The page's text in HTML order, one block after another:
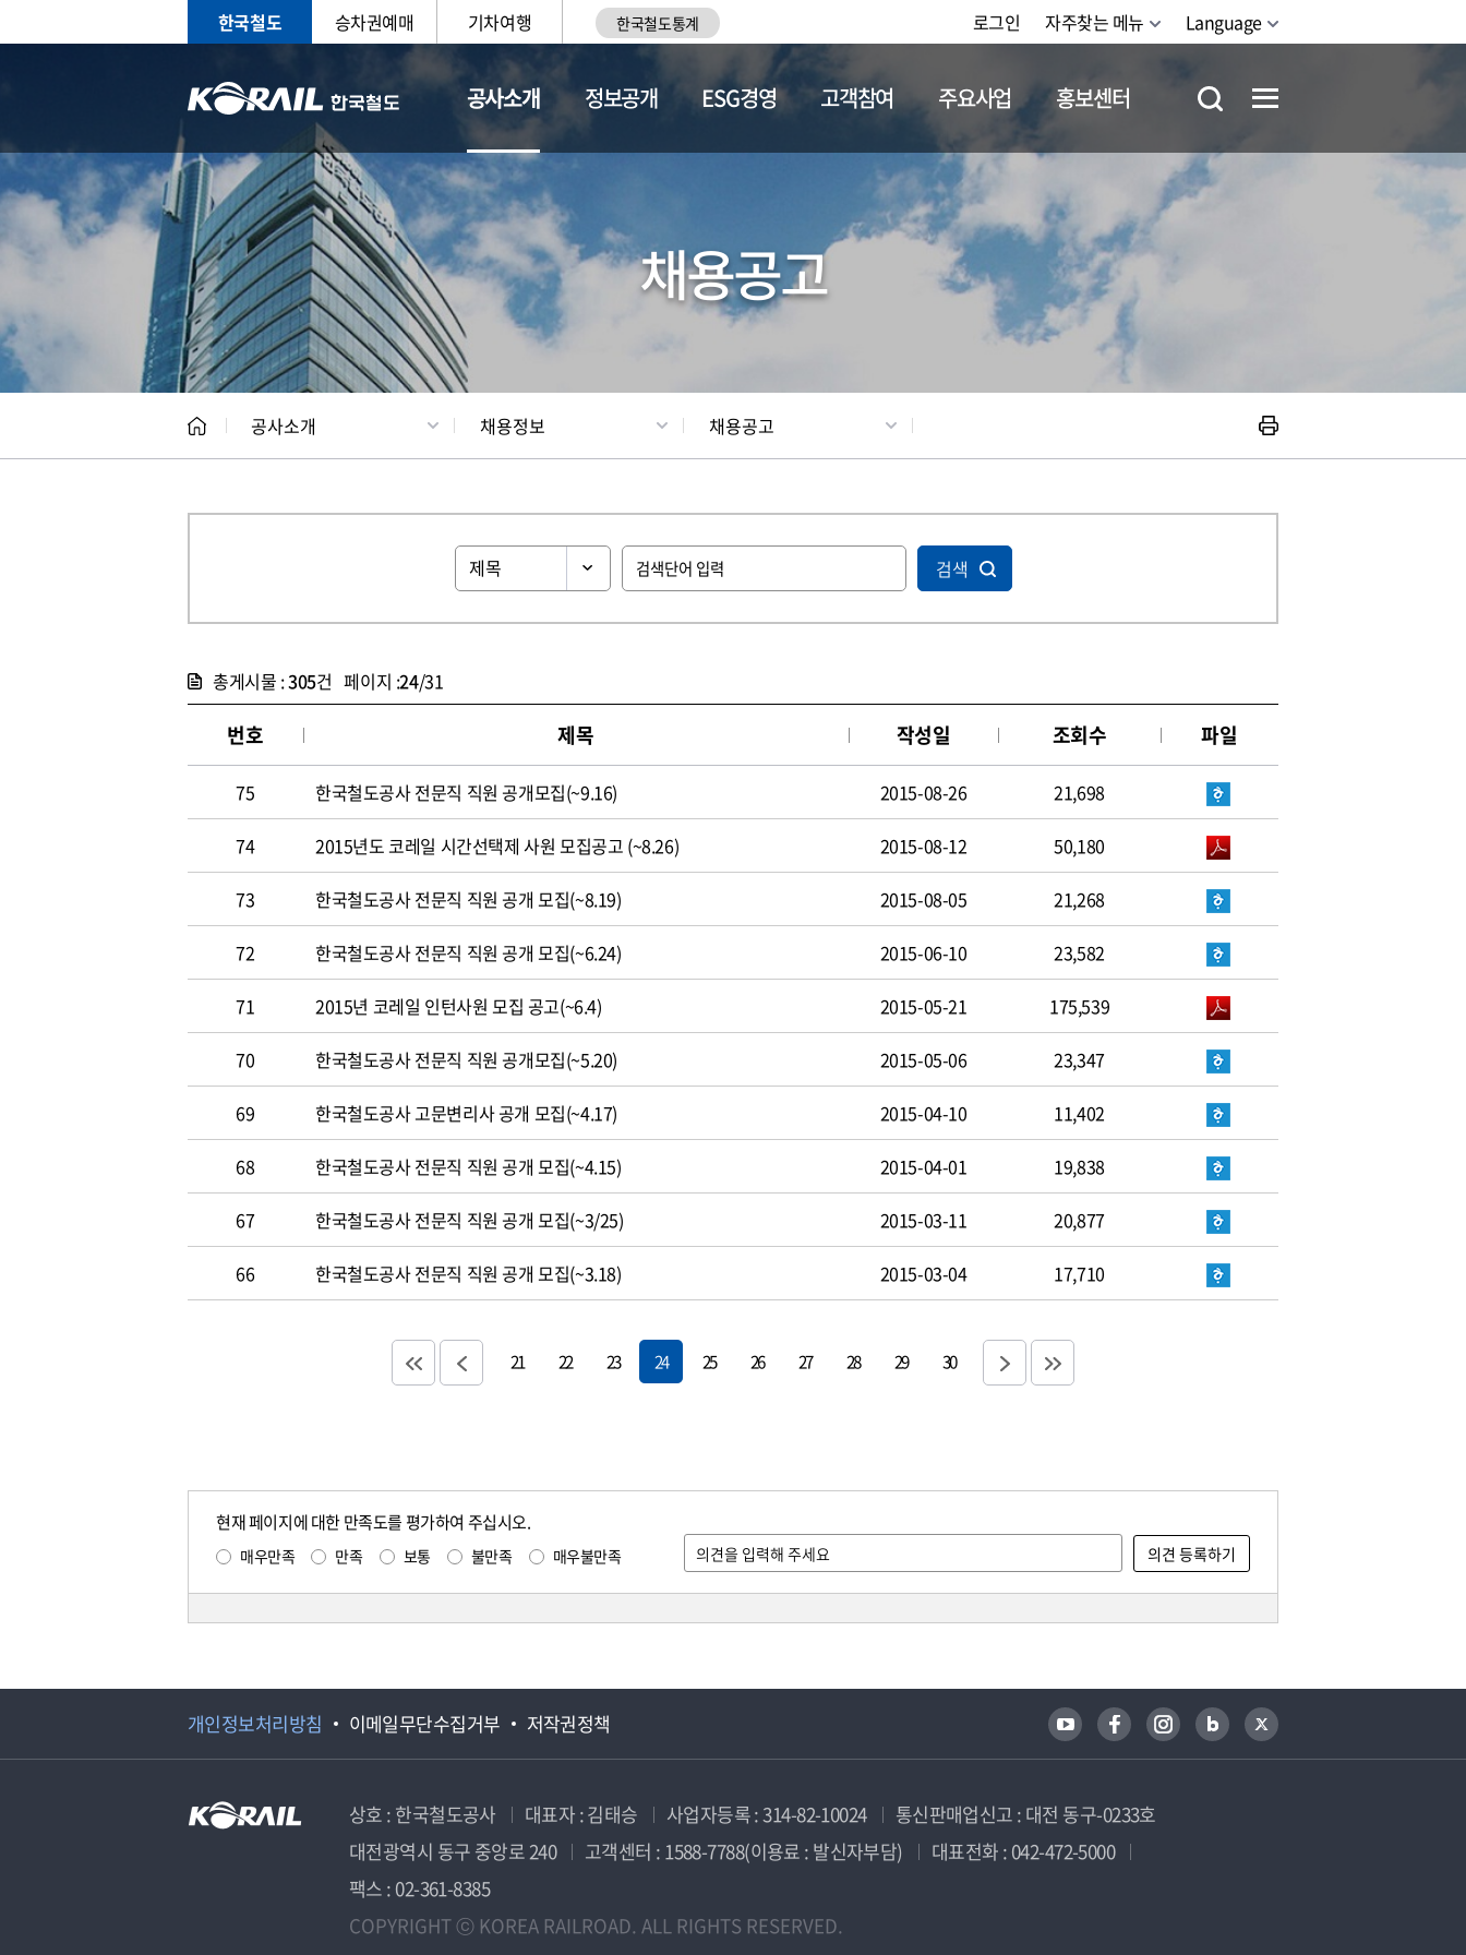
한국철도 승차권예매 기차여행 한국철도통계 로그인 자주찾는 메뉴 Language
공사소개
CEO 일반현황 채용정보
정보공개 ESG경영 고객참여 주요사업 홍보센터
채용공고
공사소개 채용정보 채용공고
검색
총게시물 :305건 페이지 :24/31
번호 제목 작성일 조회수 파일
75 한국철도공사 전문직 직원 공개모집(~9.16) 2015-08-26 21,698
74 2015년도 코레일 시간선택제 사원 모집공고 (~8.26) 2015-08-12 50,180
73 한국철도공사 전문직 직원 공개 모집(~8.19) 2015-08-05 21,268
72 한국철도공사 전문직 직원 공개 모집(~6.24) 2015-06-10 23,582
71 2015년 코레일 인턴사원 모집 공고(~6.4) 2015-05-21 175,539
70 한국철도공사 전문직 직원 공개모집(~5.20) 2015-05-06 23,347
69 한국철도공사 고문변리사 공개 모집(~4.17) 2015-04-10 11,402
68 한국철도공사 전문직 직원 공개 모집(~4.15) 2015-04-01 19,838
67 한국철도공사 전문직 직원 공개 모집(~3/25) 2015-03-11 20,877
66 한국철도공사 전문직 직원 공개 모집(~3.18) 2015-03-04 17,710
21 22 23 24 25 26 27 28 29 30
현재 페이지에 대한 만족도를 평가하여 주십시오.
매우만족 만족 보통 불만족 매우불만족
개인정보처리방침 이메일무단수집거부 저작권정책
상호 : 한국철도공사 대표자 : 김태승 사업자등록 : 314-82-10024
통신판매업신고 : 대전 동구-0233호
대전광역시 동구 중앙로 240
고객센터 : 1588-7788(이용료 : 발신자부담)
대표전화 : 042-472-5000
팩스 : 02-361-8385
COPYRIGHT ⓒ KOREA RAILROAD. ALL RIGHTS RESERVED.